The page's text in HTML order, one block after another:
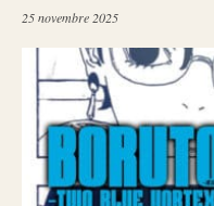
25 novembre 2025